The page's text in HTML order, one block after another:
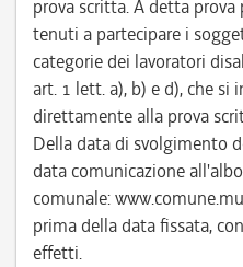
prova scritta. A detta
tenuti a partecipare i
categorie dei lavoratori
art. 1 lett. a), b) e d), che si
direttamente alla prova
Della data di svolgimento
data comunicazione
comunale:
prima della data fissata,
effetti.